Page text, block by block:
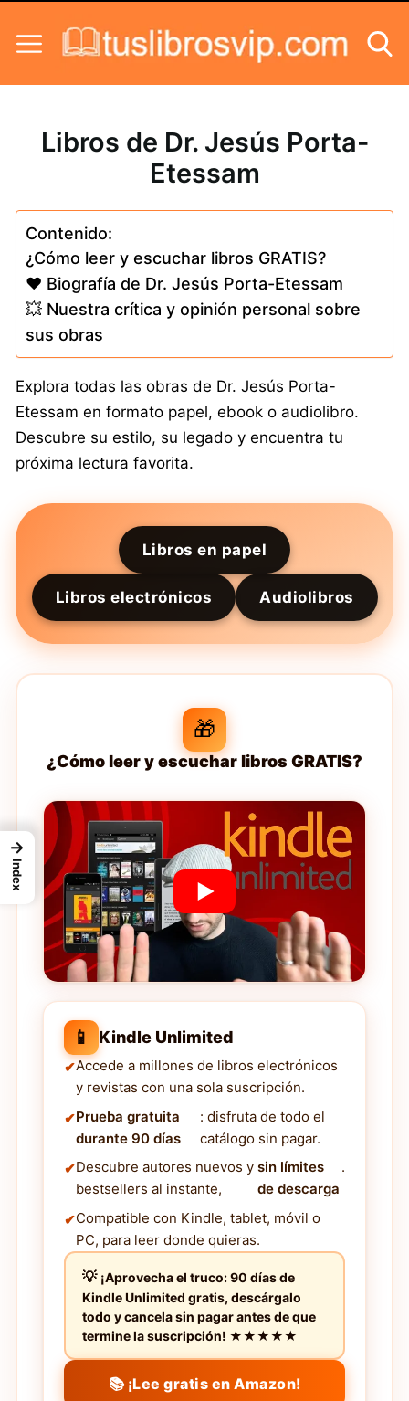
Libros de Dr. Jesús Porta-
Etessam
Contenido:
¿Cómo leer y escuchar libros GRATIS?
❤️ Biografía de Dr. Jesús Porta-Etessam
💥 Nuestra crítica y opinión personal sobre
sus obras
Explora todas las obras de Dr. Jesús Porta-
Etessam en formato papel, ebook o audiolibro.
Descubre su estilo, su legado y encuentra tu
próxima lectura favorita.
Libros en papel
Libros electrónicos Audiolibros
🎁
¿Cómo leer y escuchar libros GRATIS?
📱 Kindle Unlimited
Accede a millones de libros electrónicos
y revistas con una sola suscripción.
Prueba gratuita
durante 90 días
: disfruta de todo el
catálogo sin pagar.
Descubre autores nuevos y
bestsellers al instante,
sin límites
de descarga
.
Compatible con Kindle, tablet, móvil o
PC, para leer donde quieras.
¡Aprovecha el truco: 90 días de
Kindle Unlimited gratis, descárgalo
todo y cancela sin pagar antes de que
termine la suscripción! ★★★★★
📚 ¡Lee gratis en Amazon!
→
Index